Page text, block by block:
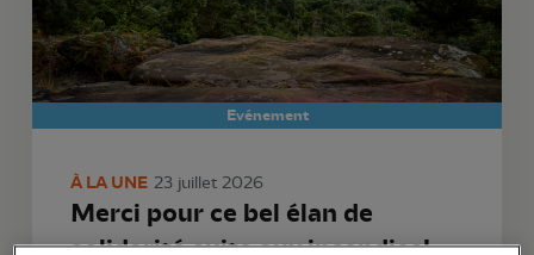
Evénement
À LA UNE 23 juillet 2026
Merci pour ce bel élan de